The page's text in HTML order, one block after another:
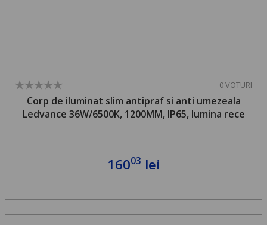
0 VOTURI
Corp de iluminat slim antipraf si anti umezeala
Ledvance 36W/6500K, 1200MM, IP65, lumina rece
16003 lei